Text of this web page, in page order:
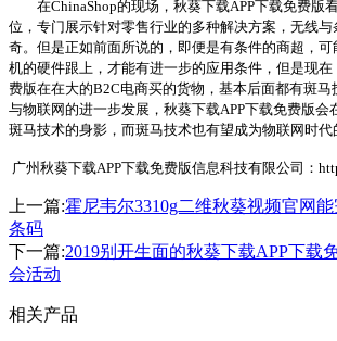
在ChinaShop的现场，秋葵下载APP下载免费版
位，专门展示针对零售行业的多种解决方案，无线
奇。但是正如前面所说的，即便是有条件的商超，
机的硬件跟上，才能有进一步的应用条件，但是现在
费版在在大的B2C电商买的货物，基本后面都有斑马技
与物联网的进一步发展，秋葵下载APP下载免费版
斑马技术的身影，而斑马技术也有望成为物联网时代的
广州秋葵下载APP下载免费版信息科技有限公司：
上一篇:霍尼韦尔3310g二维秋葵视频官网
条码
下一篇:2019别开生面的秋葵下载APP下载
会活动
相关产品